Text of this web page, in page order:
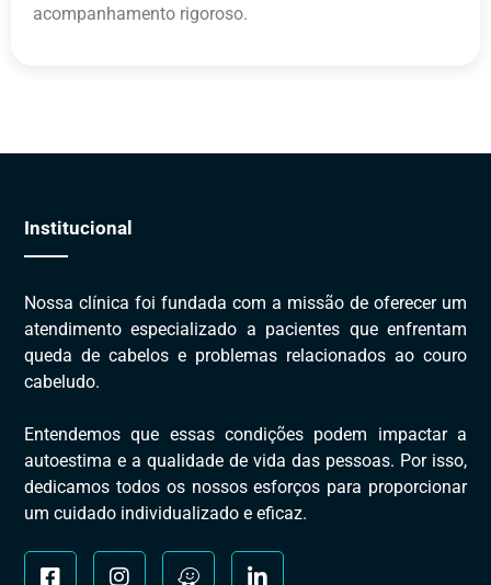
acompanhamento rigoroso.
Institucional
Nossa clínica foi fundada com a missão de oferecer um
atendimento especializado a pacientes que enfrentam
queda de cabelos e problemas relacionados ao couro
cabeludo.
Entendemos que essas condições podem impactar a
autoestima e a qualidade de vida das pessoas. Por isso,
dedicamos todos os nossos esforços para proporcionar
um cuidado individualizado e eficaz.